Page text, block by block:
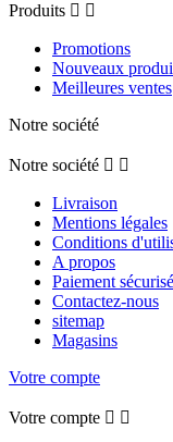
Produits  
Promotions
Nouveaux
Meilleures ventes
Notre société
Notre société  
Livraison
Mentions légales
Conditions
A propos
Paiement sécurisé
Contactez-nous
sitemap
Magasins
Votre compte
Votre compte  